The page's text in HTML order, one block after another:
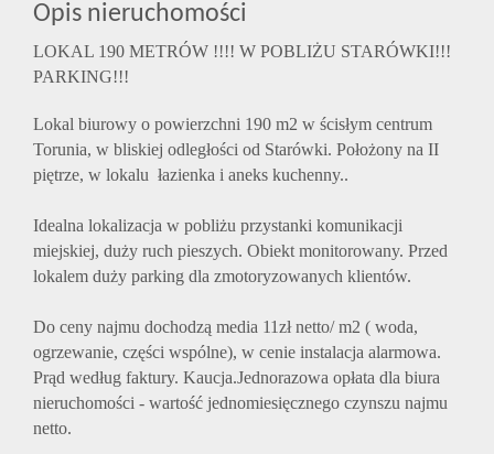
Opis nieruchomości
LOKAL 190 METRÓW !!!! W POBLIŻU STARÓWKI!!!
PARKING!!!
Lokal biurowy o powierzchni 190 m2 w ścisłym centrum
Torunia, w bliskiej odległości od Starówki. Położony na II
piętrze, w lokalu łazienka i aneks kuchenny..
Idealna lokalizacja w pobliżu przystanki komunikacji
miejskiej, duży ruch pieszych. Obiekt monitorowany. Przed
lokalem duży parking dla zmotoryzowanych klientów.
Do ceny najmu dochodzą media 11zł netto/ m2 ( woda,
ogrzewanie, części wspólne), w cenie instalacja alarmowa.
Prąd według faktury. Kaucja.Jednorazowa opłata dla biura
nieruchomości - wartość jednomiesięcznego czynszu najmu
netto.